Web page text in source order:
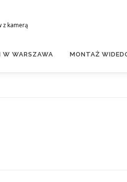
z kamerą
W WARSZAWA MONTAŻ